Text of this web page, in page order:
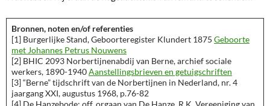
Bronnen, noten en/of referenties
[1] Burgerlijke Stand, Geboorteregister Klundert 1875 Geboorte
met Johannes Petrus Nouwens
[2] BHIC 2093 Norbertijnenabdij van Berne, archief sociale
werkers, 1890-1940Aanstellingsbrieven en getuigschriften
[3] “Berne” tijdschrift van de Norbertijnen in Nederland, nr. 4
jaargang XXI, augustus 1968, p.76-82
[4] De Hanzebode; off. orgaan van De Hanze, R.K. Vereeniging van